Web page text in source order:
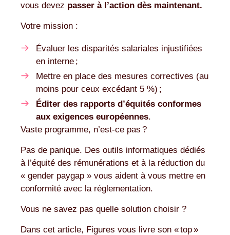
vous devez passer à l’action dès maintenant.
Votre mission :
Évaluer les disparités salariales injustifiées
en interne ;
Mettre en place des mesures correctives (au
moins pour ceux excédant 5 %) ;
Éditer des rapports d’équités conformes
aux exigences européennes.
Vaste programme, n’est-ce pas ?
Pas de panique. Des outils informatiques dédiés
à l’équité des rémunérations et à la réduction du
« gender paygap » vous aident à vous mettre en
conformité avec la réglementation.
Vous ne savez pas quelle solution choisir ?
Dans cet article, Figures vous livre son « top »